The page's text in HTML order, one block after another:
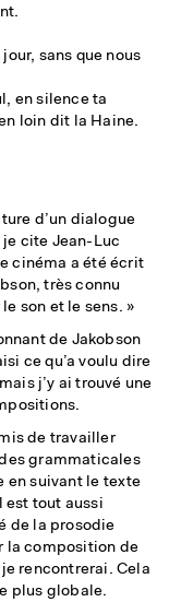
sans que nous
en silence ta
loin dit la Haine.
d’un dialogue
cite Jean-Luc
cinéma a été écrit
très connu
son et le sens. »
de Jakobson
ce qu’a voulu dire
j’y ai trouvé une
de travailler
grammaticales
en suivant le texte
est tout aussi
de la prosodie
la composition de
rencontrerai. Cela
plus globale.